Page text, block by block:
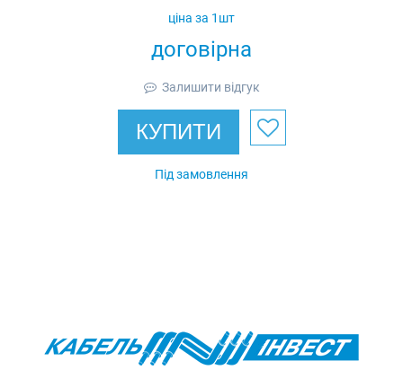
товщина 2 мм,
Ardic
договірна
ціна за 1шт
Залишити відгук
КУПИТИ
Під замовлення